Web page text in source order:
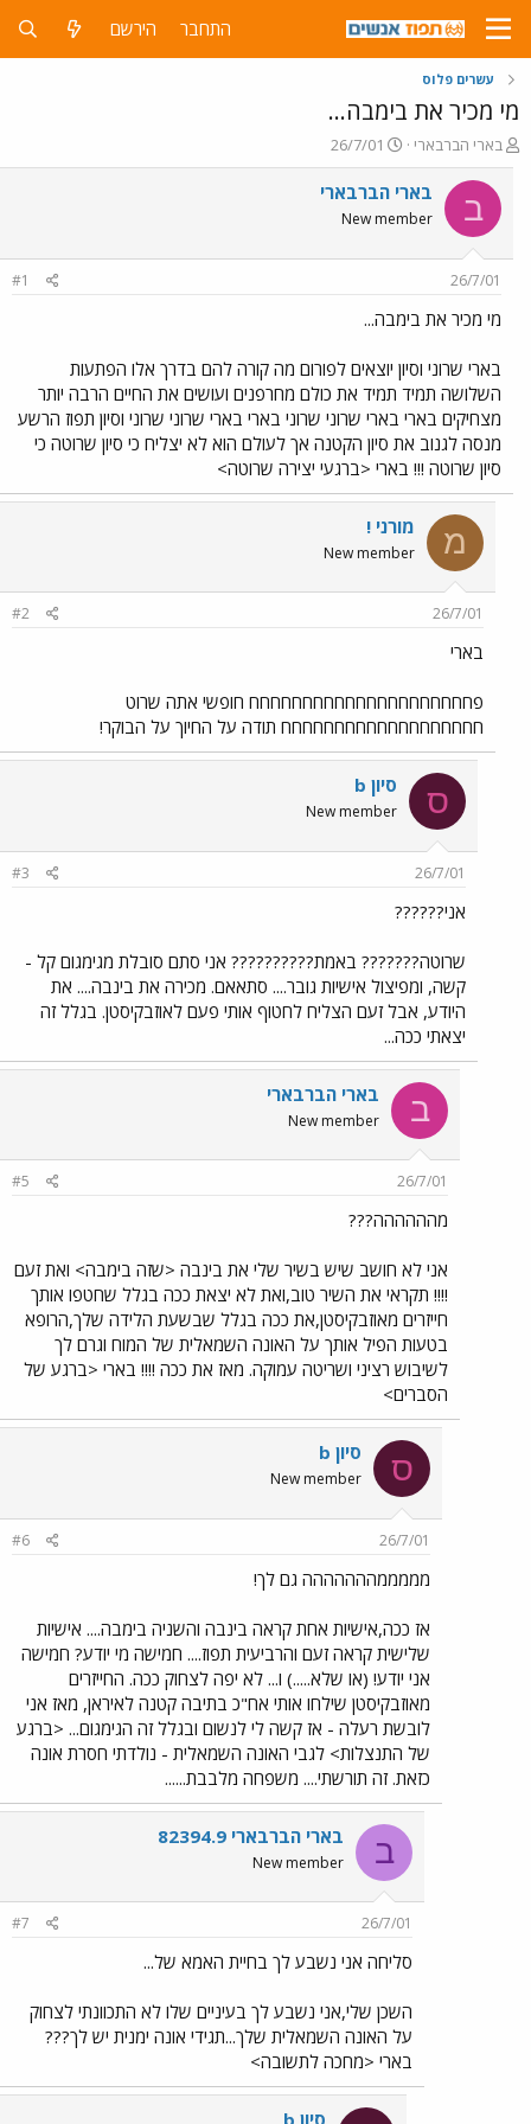
התחבר הירשם
עשרים פלוס
מי מכיר את בימבה...
פ
ו
ת
ח
ה
ש
א
בארי הברבארי
פ
ו
ר
ם
ר
26/7/01
ב בארי הברבארי
New member
26/7/01
#1
מי מכיר את בימבה...
בארי שרוני וסיון יוצאים לפורום מה קורה להם בדרך אלו הפתעות
השלושה תמיד תמיד את כולם מחרפנים ועושים את החיים הרבה יותר
מצחיקים בארי בארי שרוני שרוני בארי בארי שרוני שרוני וסיון תפוז הרשע
מנסה לגנוב את סיון הקטנה אך לעולם הוא לא יצליח כי סיון שרוטה כי
סיון שרוטה !!! בארי <ברגעי יצירה שרוטה>
מ מורני !
New member
26/7/01
#2
בארי
פחחחחחחחחחחחחחחחחחחחחח חופשי אתה שרוט
חחחחחחחחחחחחחחחחחחח תודה על החיוך על הבוקר!
ס סיון b
New member
26/7/01
#3
אני??????
שרוטה??????? באמת?????????? אני סתם סובלת מגימגום קל -
קשה, ומפיצול אישיות גובר.... סתאאם. מכירה את בינבה.... את
היודע, אבל זעם הצליח לחטוף אותי פעם לאוזבקיסטן. בגלל זה
יצאתי ככה...
ב בארי הברבארי
New member
26/7/01
#5
מהההההה???
אני לא חושב שיש בשיר שלי את בינבה <שזה בימבה> ואת זעם
!!!! תקראי את השיר טוב,ואת לא יצאת ככה בגלל שחטפו אותך
חייזרים מאוזבקיסטן,את ככה בגלל שבשעת הלידה שלך,הרופא
בטעות הפיל אותך על האונה השמאלית של המוח וגרם לך
לשיבוש רציני ושריטה עמוקה. מאז את ככה !!!! בארי <ברגע של
הסברים>
ס סיון b
New member
26/7/01
#6
מממממההההההה גם לך!
אז ככה,אישיות אחת קראה בינבה והשניה בימבה.... אישיות
שלישית קראה זעם והרביעית תפוז.... חמישה מי יודע? חמישה
אני יודע! (או שלא.....) ו... לא יפה לצחוק ככה. החייזרים
מאוזבקיסטן שילחו אותי אח"כ בתיבה קטנה לאיראן, מאז אני
לובשת רעלה - אז קשה לי לנשום ובגלל זה הגימגום... <ברגע
של התנצלות> לגבי האונה השמאלית - נולדתי חסרת אונה
כזאת. זה תורשתי.... משפחה מלבבת......
ב בארי הברבארי 82394.9
New member
26/7/01
#7
סליחה אני נשבע לך בחיית האמא של...
השכן שלי,אני נשבע לך בעיניים שלו לא התכוונתי לצחוק
על האונה השמאלית שלך...תגידי אונה ימנית יש לך???
בארי <מחכה לתשובה>
סיון b